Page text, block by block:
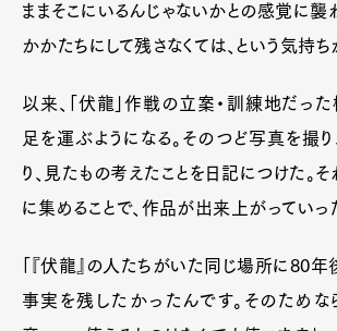
ままそこにいるんじゃないかとの感覚に襲
かかたちにして残さなくては、という気持ち
以来、「伏龍」作戦の立案・訓練地だっ
足を運ぶようになる。そのつど写真を撮
り、見たもの考えたことを日記につけた。
に集めることで、作品が出来上がっていっ
「『伏龍』の人たちがいた同じ場所に80年
事実を残したかったんです。そのためなら